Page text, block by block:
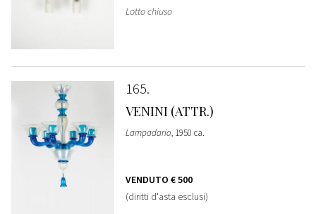
Lotto chiuso
165
VENINI (ATTR.)
Lampadario, 1950 ca.
VENDUTO € 500
(diritti d'asta esclusi)